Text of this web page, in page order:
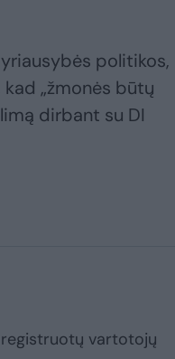
politikos,
„žmonės būtų
dirbant su DI
vartotojų